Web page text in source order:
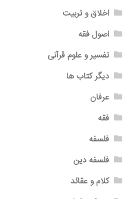
اخلاق و تربیت
اصول فقه
تفسیر و علوم قرآنی
دیگر کتاب ها
عرفان
فقه
فلسفه
فلسفه دین
کلام و عقائد